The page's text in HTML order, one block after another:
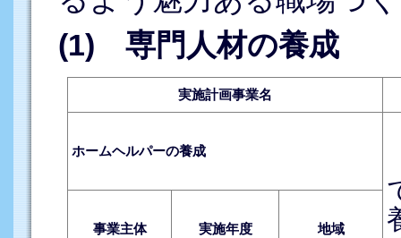
(1) 専門人材の養成
実施計画事業名
ホームヘルパーの養成
事業主体 実施年度 地域